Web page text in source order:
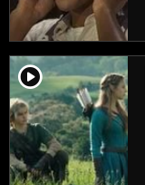
player2